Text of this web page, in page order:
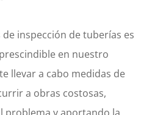
de inspección de tuberías es
en nuestro
llevar a cabo medidas de
a obras costosas,